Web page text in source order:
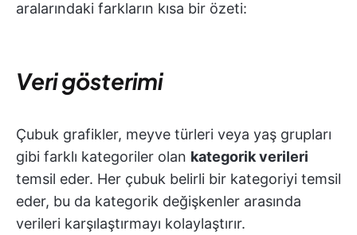
aralarındaki farkların kısa bir özeti:
Veri gösterimi
Çubuk grafikler, meyve türleri veya yaş grupları
gibi farklı kategoriler olan kategorik verileri
temsil eder. Her çubuk belirli bir kategoriyi temsil
eder, bu da kategorik değişkenler arasında
verileri karşılaştırmayı kolaylaştırır.